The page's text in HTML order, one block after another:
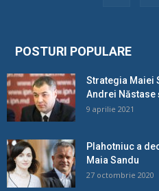
POSTURI POPULARE
Strategia Maiei
Andrei Năstase
9 aprilie 2021
Plahotniuc a
Maia Sandu
27 octombrie 2020